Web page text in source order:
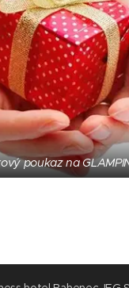
poukaz na